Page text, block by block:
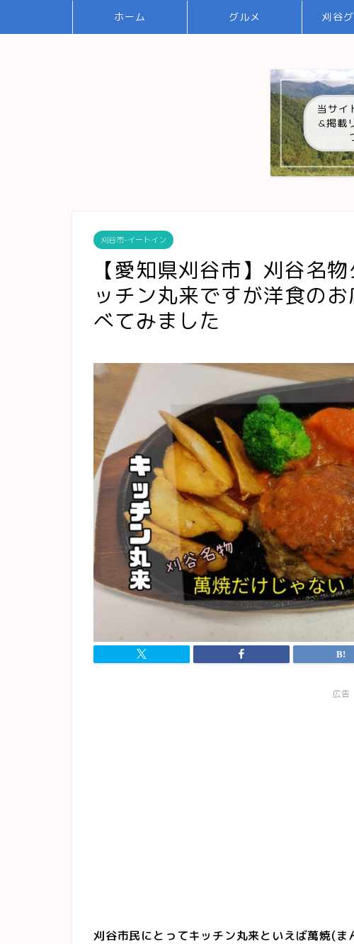
ホーム グルメ 刈谷
当サイ
&掲載
刈谷市-イートイン
【愛知県刈谷市】刈谷名
ッチン丸来ですが洋食の
べてみました
広告
刈谷市民にとってキッチン丸来といえば萬焼(ま